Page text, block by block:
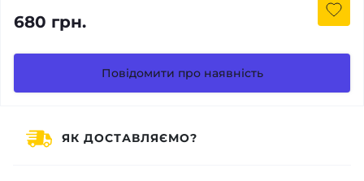
680 грн.
Повідомити про наявність
ЯК ДОСТАВЛЯЄМО?